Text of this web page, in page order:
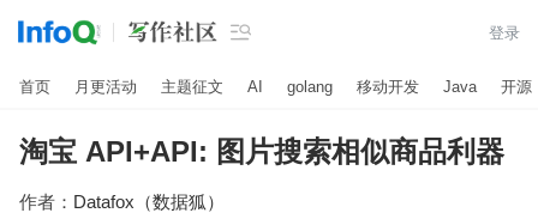
 登录
首页 月更活动 主题征文 AI golang 移动开发 Java 开源
淘宝 API+API: 图片搜索相似商品利器
作者： Datafox（数据狐）